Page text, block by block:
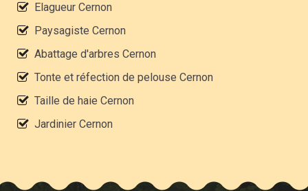
Elagueur Cernon
Paysagiste Cernon
Abattage d'arbres Cernon
Tonte et réfection de pelouse Cernon
Taille de haie Cernon
Jardinier Cernon